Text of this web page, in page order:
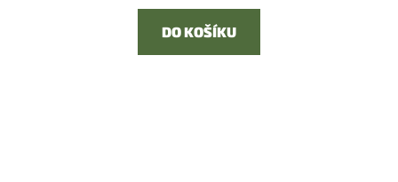
DO KOŠÍKU